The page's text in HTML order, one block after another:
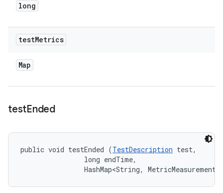
long
testMetrics
Map
testEnded
public void testEnded (TestDescription test,
                long endTime,
HashMap<String,